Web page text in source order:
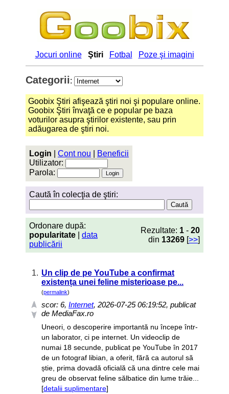
Jocuri online Ştiri Fotbal Poze şi imagini
Categorii:
Goobix Ştiri afişează ştiri noi şi populare online.
Goobix Ştiri învaţă ce e popular pe baza
voturilor asupra ştirilor existente, sau prin
adăugarea de ştiri noi.
Login Cont nou
Beneficii
Utilizator:
Parola:
Caută în colecţia de ştiri:
Ordonare după:
popularitate
data
publicării
Rezultate: 1 - 20
din 13269 [>>]
1. Un clip de pe YouTube a confirmat
existența unei feline misterioase pe...
(permalink)
scor: 6, Internet, 2026-07-25 06:19:52, publicat
de MediaFax.ro
Uneori, o descoperire importantă nu începe într-
un laborator, ci pe internet. Un videoclip de
numai 18 secunde, publicat pe YouTube în 2017
de un fotograf libian, a oferit, fără ca autorul să
știe, prima dovadă oficială că una dintre cele mai
greu de observat feline sălbatice din lume trăie...
[detalii suplimentare]